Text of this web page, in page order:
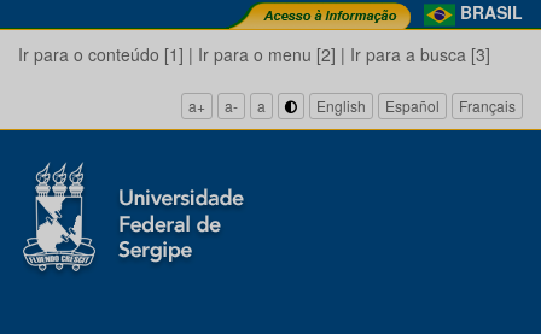
BRASIL
Ir para o conteúdo [1] | Ir para o menu [2] | Ir para a busca [3]
a+ a- a English Español Français